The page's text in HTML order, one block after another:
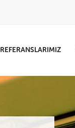
REFERANSLARIMIZ